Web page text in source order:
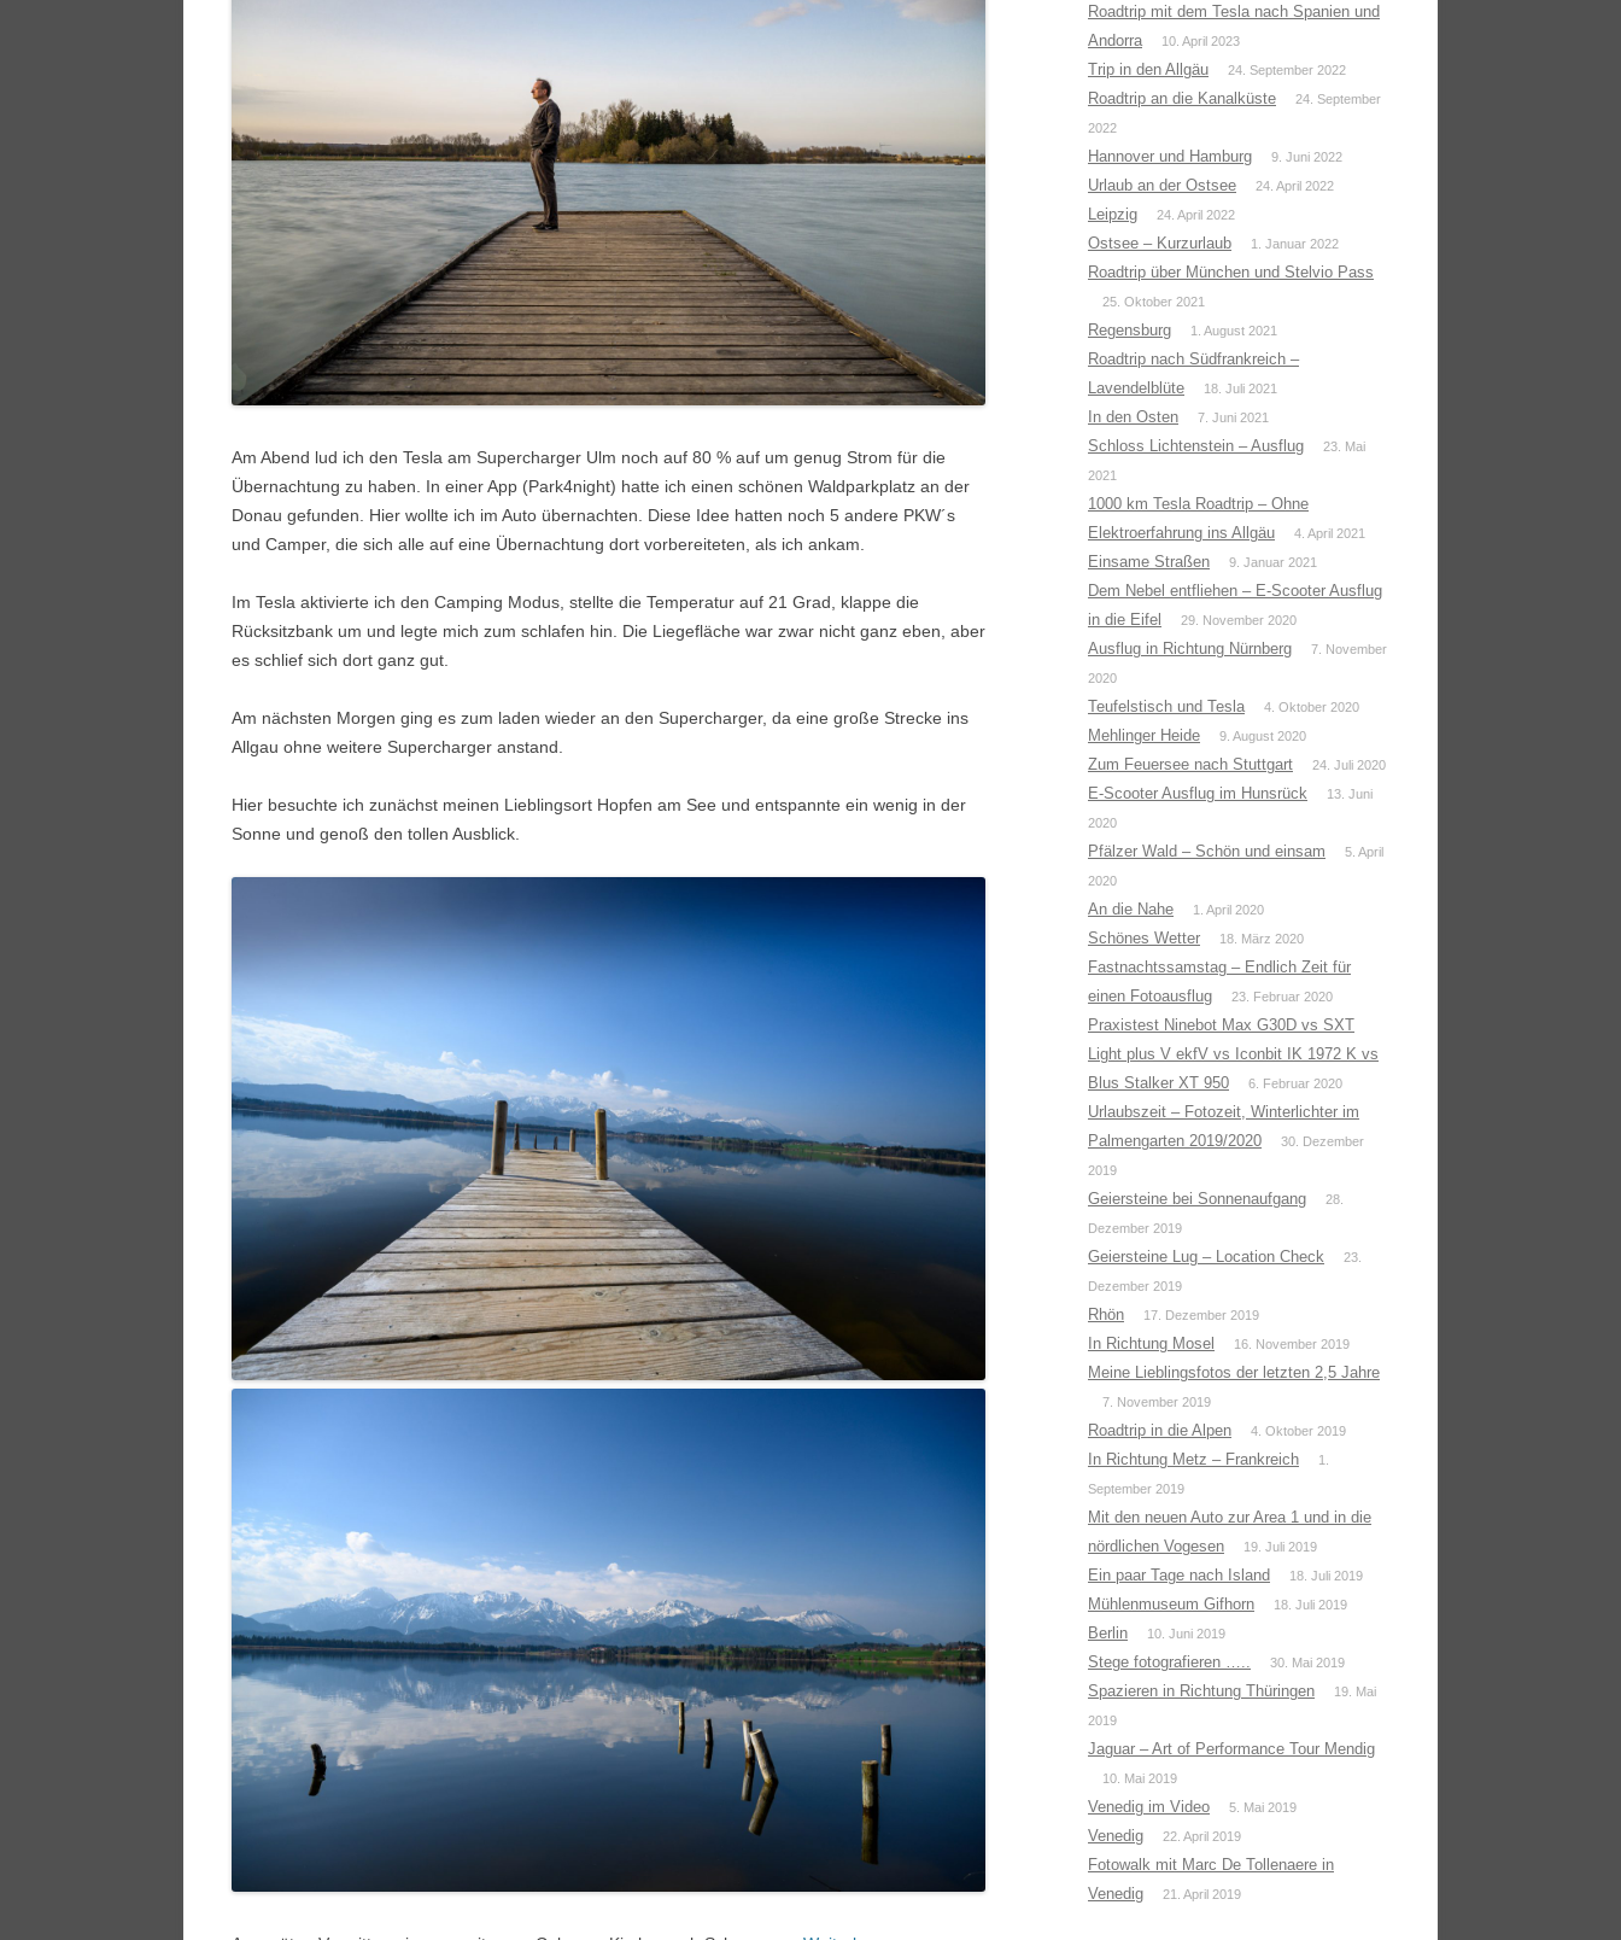
Am Abend lud ich den Tesla am Supercharger Ulm noch auf 80 % auf um genug Strom für die
Übernachtung zu haben. In einer App (Park4night) hatte ich einen schönen Waldparkplatz an der
Donau gefunden. Hier wollte ich im Auto übernachten. Diese Idee hatten noch 5 andere PKW´s
und Camper, die sich alle auf eine Übernachtung dort vorbereiteten, als ich ankam.
Im Tesla aktivierte ich den Camping Modus, stellte die Temperatur auf 21 Grad, klappe die
Rücksitzbank um und legte mich zum schlafen hin. Die Liegefläche war zwar nicht ganz eben, aber
es schlief sich dort ganz gut.
Am nächsten Morgen ging es zum laden wieder an den Supercharger, da eine große Strecke ins
Allgau ohne weitere Supercharger anstand.
Hier besuchte ich zunächst meinen Lieblingsort Hopfen am See und entspannte ein wenig in der
Sonne und genoß den tollen Ausblick.
Roadtrip mit dem Tesla nach Spanien und
Andorra
10. April 2023
Trip in den Allgäu 24. September 2022
Roadtrip an die Kanalküste
24. September
2022
Hannover und Hamburg 9. Juni 2022
Urlaub an der Ostsee 24. April 2022
Leipzig 24. April 2022
Ostsee – Kurzurlaub 1. Januar 2022
Roadtrip über München und Stelvio Pass
25. Oktober 2021
Regensburg 1. August 2021
Roadtrip nach Südfrankreich –
Lavendelblüte
18. Juli 2021
In den Osten 7. Juni 2021
Schloss Lichtenstein – Ausflug
23. Mai
2021
1000 km Tesla Roadtrip – Ohne
Elektroerfahrung ins Allgäu
4. April 2021
Einsame Straßen 9. Januar 2021
Dem Nebel entfliehen – E-Scooter Ausflug
in die Eifel
29. November 2020
Ausflug in Richtung Nürnberg
7. November
2020
Teufelstisch und Tesla 4. Oktober 2020
Mehlinger Heide 9. August 2020
Zum Feuersee nach Stuttgart 24. Juli 2020
E-Scooter Ausflug im Hunsrück
13. Juni
2020
Pfälzer Wald – Schön und einsam
5. April
2020
An die Nahe 1. April 2020
Schönes Wetter 18. März 2020
Fastnachtssamstag – Endlich Zeit für
einen Fotoausflug
23. Februar 2020
Praxistest Ninebot Max G30D vs SXT
Light plus V ekfV vs Iconbit IK 1972 K vs
Blus Stalker XT 950
6. Februar 2020
Urlaubszeit – Fotozeit, Winterlichter im
Palmengarten 2019/2020
30. Dezember
2019
Geiersteine bei Sonnenaufgang
28.
Dezember 2019
Geiersteine Lug – Location Check
23.
Dezember 2019
Rhön 17. Dezember 2019
In Richtung Mosel 16. November 2019
Meine Lieblingsfotos der letzten 2,5 Jahre
7. November 2019
Roadtrip in die Alpen 4. Oktober 2019
In Richtung Metz – Frankreich
1.
September 2019
Mit den neuen Auto zur Area 1 und in die
nördlichen Vogesen
19. Juli 2019
Ein paar Tage nach Island 18. Juli 2019
Mühlenmuseum Gifhorn 18. Juli 2019
Berlin 10. Juni 2019
Stege fotografieren ….. 30. Mai 2019
Spazieren in Richtung Thüringen
19. Mai
2019
Jaguar – Art of Performance Tour Mendig
10. Mai 2019
Venedig im Video 5. Mai 2019
Venedig 22. April 2019
Fotowalk mit Marc De Tollenaere in
Venedig
21. April 2019